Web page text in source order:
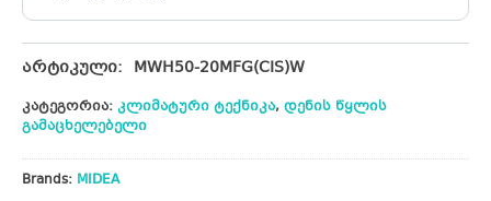
არტიკული: MWH50-20MFG(CIS)W
კატეგორია: კლიმატური ტექნიკა, დენის წყლის
გამაცხელებელი
Brands: MIDEA